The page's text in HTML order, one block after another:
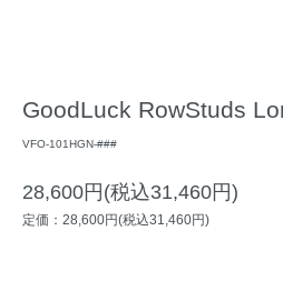
GoodLuck RowStuds
VFO-101HGN-###
28,600円(税込31,460円)
定価：28,600円(税込31,460円)